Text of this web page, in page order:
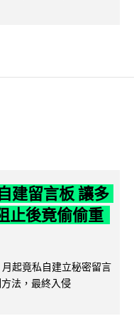
建留言板 讓多
止後竟偷偷重
起竟私自建立秘密留言
法，最終入侵